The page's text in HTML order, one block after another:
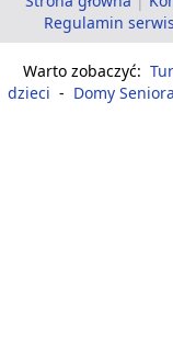
Regulamin
Warto zobaczyć:
dzieci - Domy